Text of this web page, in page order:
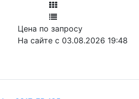
Цена по запросу
На сайте с 03.08.2026 19:48